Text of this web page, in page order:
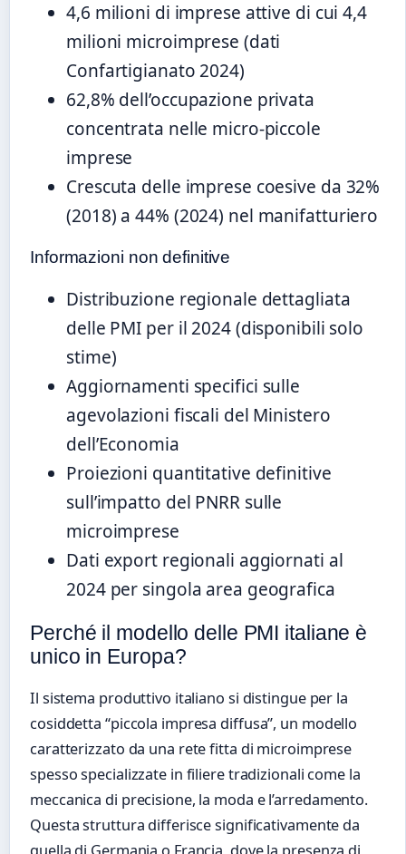
4,6 milioni di imprese attive di cui 4,4
milioni microimprese (dati
Confartigianato 2024)
62,8% dell’occupazione privata
concentrata nelle micro-piccole
imprese
Crescuta delle imprese coesive da 32%
(2018) a 44% (2024) nel manifatturiero
Informazioni non definitive
Distribuzione regionale dettagliata
delle PMI per il 2024 (disponibili solo
stime)
Aggiornamenti specifici sulle
agevolazioni fiscali del Ministero
dell’Economia
Proiezioni quantitative definitive
sull’impatto del PNRR sulle
microimprese
Dati export regionali aggiornati al
2024 per singola area geografica
Perché il modello delle PMI italiane è
unico in Europa?
Il sistema produttivo italiano si distingue per la
cosiddetta “piccola impresa diffusa”, un modello
caratterizzato da una rete fitta di microimprese
spesso specializzate in filiere tradizionali come la
meccanica di precisione, la moda e l’arredamento.
Questa struttura differisce significativamente da